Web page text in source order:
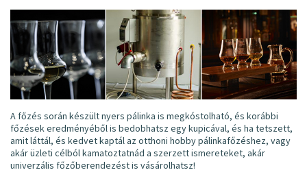
A főzés során készült nyers pálinka is megkóstolható, és korábbi
főzések eredményéből is bedobhatsz egy kupicával, és ha tetszett,
amit láttál, és kedvet kaptál az otthoni hobby pálinkafőzéshez, vagy
akár üzleti célból kamatoztatnád a szerzett ismereteket, akár
univerzális főzőberendezést is vásárolhatsz!